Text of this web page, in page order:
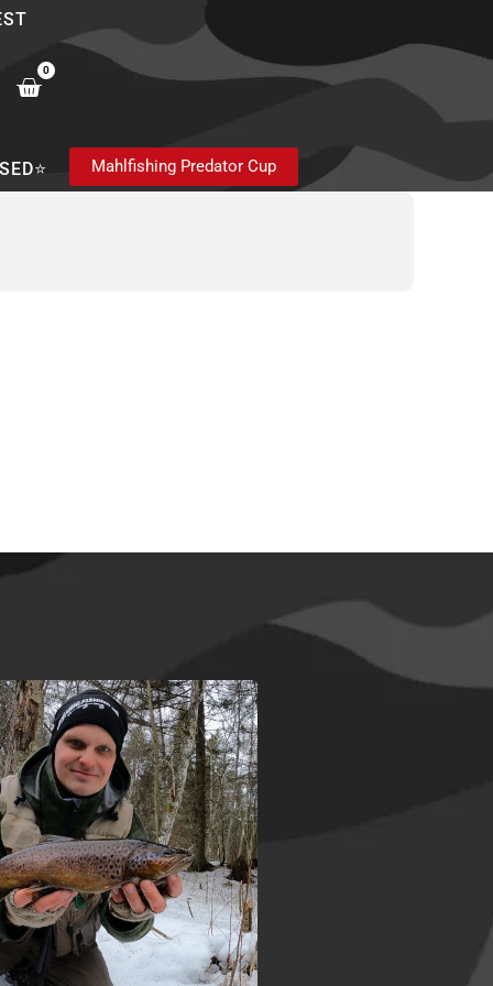
0
Cart
Mahlfishing Predator Cup